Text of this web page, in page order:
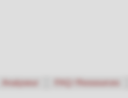
Analyseur FAQ / Ressources